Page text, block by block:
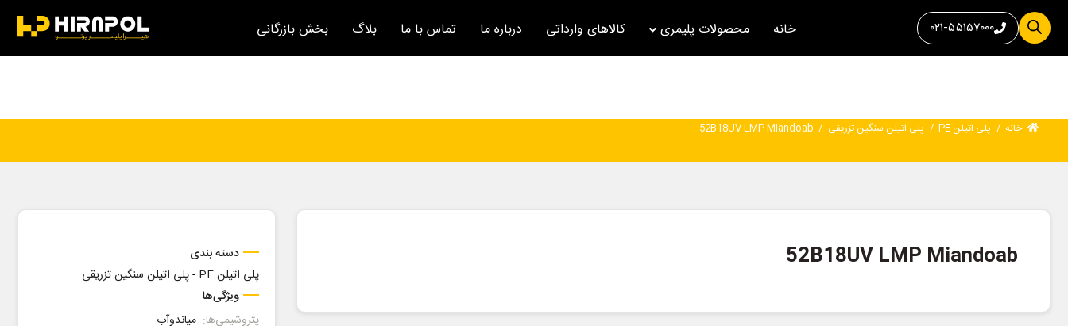
۰۲۱-۵۵۱۵۷۰۰۰ خانه محصولات پلیمری کالاهای وارداتی درباره ما تماس با ما بلاگ بخش بازرگانی
خانه / پلی اتیلن PE / پلی اتیلن سنگین تزریقی /
52B18UV LMP Miandoab
52B18UV LMP Miandoab
دسته بندی
پلی اتیلن PE
-پلی اتیلن سنگین تزریقی
ویژگی‌ها
پتروشیمی‌ها: میاندوآب